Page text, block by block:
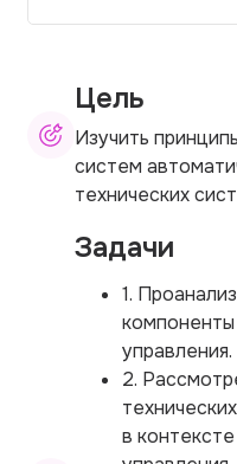
Цель
Изучить
систем
технических
Задачи
1.
управления.
2.
в